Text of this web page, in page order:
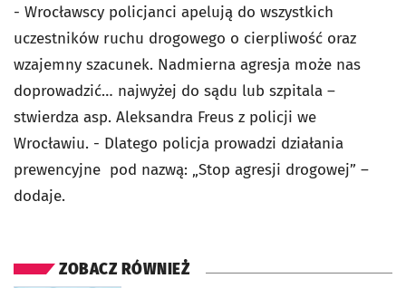
- Wrocławscy policjanci apelują do wszystkich
uczestników ruchu drogowego o cierpliwość oraz
wzajemny szacunek. Nadmierna agresja może nas
doprowadzić… najwyżej do sądu lub szpitala –
stwierdza asp. Aleksandra Freus z policji we
Wrocławiu. - Dlatego policja prowadzi działania
prewencyjne pod nazwą: „Stop agresji drogowej” –
dodaje.
ZOBACZ RÓWNIEŻ